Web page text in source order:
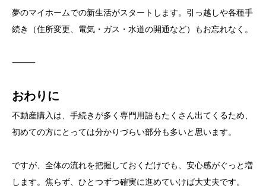
夢のマイホームでの新生活がスタートします。引っ越しや各種手
続き（住所変更、電気・ガス・水道の開通など）もお忘れなく。
⸻
おわりに
不動産購入は、手続きが多く専門用語もたくさん出てくるため、
初めての方にとっては分かりづらい部分も多いと思います。
ですが、全体の流れを把握しておくだけでも、安心感がぐっと増
します。焦らず、ひとつずつ確実に進めていけば大丈夫です。